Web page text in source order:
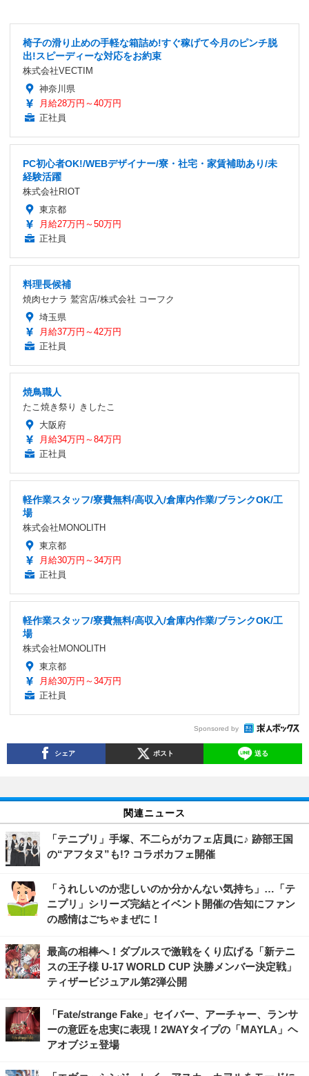
椅子の滑り止めの手軽な箱詰め!すぐ稼げて今月のピンチ脱
出!スピーディーな対応をお約束
株式会社VECTIM
神奈川県
月給28万円～40万円
正社員
PC初心者OK!/WEBデザイナー/寮・社宅・家賃補助あり/未
経験活躍
株式会社RIOT
東京都
月給27万円～50万円
正社員
料理長候補
焼肉セナラ 鷲宮店/株式会社 コーフク
埼玉県
月給37万円～42万円
正社員
焼鳥職人
たこ焼き祭り きしたこ
大阪府
月給34万円～84万円
正社員
軽作業スタッフ/寮費無料/高収入/倉庫内作業/ブランクOK/工
場
株式会社MONOLITH
東京都
月給30万円～34万円
正社員
軽作業スタッフ/寮費無料/高収入/倉庫内作業/ブランクOK/工
場
株式会社MONOLITH
東京都
月給30万円～34万円
正社員
Sponsored by
シェア ポスト 送る
関連ニュース
「テニプリ」手塚、不二らがカフェ店員に♪ 跡部王国
の“アフタヌ”も!? コラボカフェ開催
「うれしいのか悲しいのか分かんない気持ち」…「テ
ニプリ」シリーズ完結とイベント開催の告知にファン
の感情はごちゃまぜに！
最高の相棒へ！ダブルスで激戦をくり広げる「新テニ
スの王子様 U-17 WORLD CUP 決勝メンバー決定戦」
ティザービジュアル第2弾公開
「Fate/strange Fake」セイバー、アーチャー、ランサ
ーの意匠を忠実に表現！2WAYタイプの「MAYLA」ヘ
アオブジェ登場